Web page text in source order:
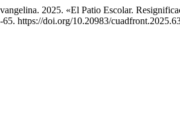
2025. «El Patio Escolar.
65. https://doi.org/10.20983/